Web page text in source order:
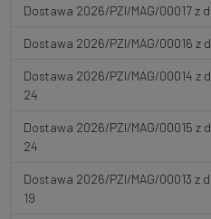
Dostawa 2026/PZI/MAG/00017 z
Dostawa 2026/PZI/MAG/00016 z
Dostawa 2026/PZI/MAG/00014 z
24
Dostawa 2026/PZI/MAG/00015 z
24
Dostawa 2026/PZI/MAG/00013 z
19